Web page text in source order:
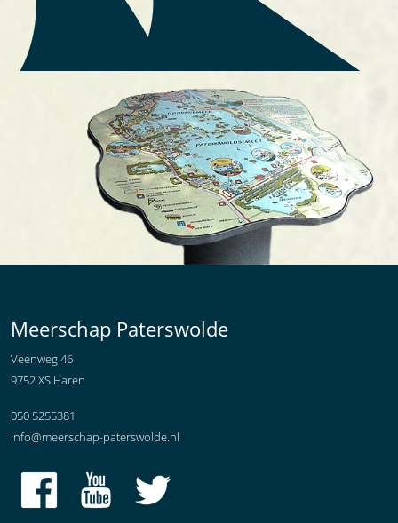
Meerschap Paterswolde
Veenweg 46
9752 XS Haren
050 5255381
info@meerschap-paterswolde.nl